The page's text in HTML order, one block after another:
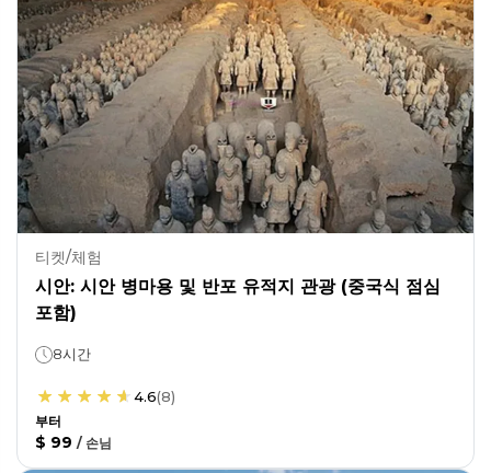
티켓/체험
시안: 시안 병마용 및 반포 유적지 관광 (중국식 점심
포함)
8시간
4.6(8)
부터
$ 99 / 손님